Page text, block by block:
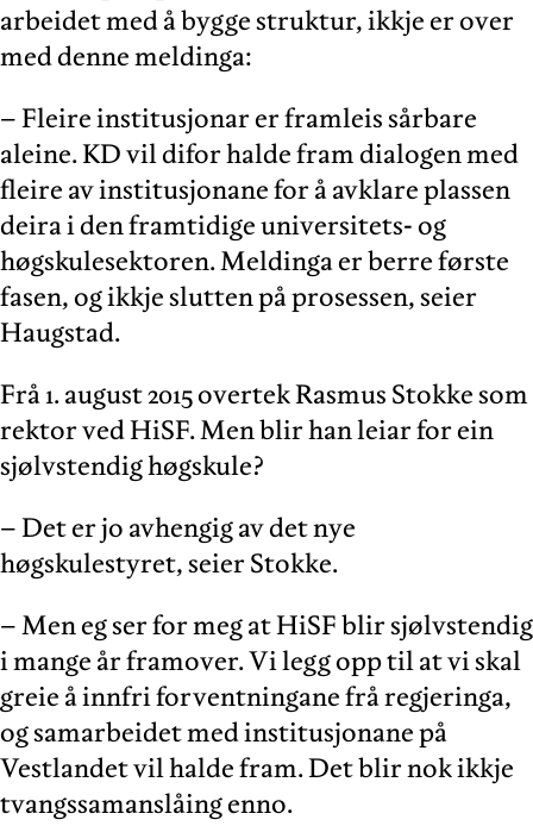
arbeidet med å bygge struktur, ikkje er over
med denne meldinga:
– Fleire institusjonar er framleis sårbare
aleine. KD vil difor halde fram dialogen med
fleire av institusjonane for å avklare plassen
deira i den framtidige universitets- og
høgskulesektoren. Meldinga er berre første
fasen, og ikkje slutten på prosessen, seier
Haugstad.
Frå 1. august 2015 overtek Rasmus Stokke som
rektor ved HiSF. Men blir han leiar for ein
sjølvstendig høgskule?
– Det er jo avhengig av det nye
høgskulestyret, seier Stokke.
– Men eg ser for meg at HiSF blir sjølvstendig
i mange år framover. Vi legg opp til at vi skal
greie å innfri forventningane frå regjeringa,
og samarbeidet med institusjonane på
Vestlandet vil halde fram. Det blir nok ikkje
tvangssamanslåing enno.